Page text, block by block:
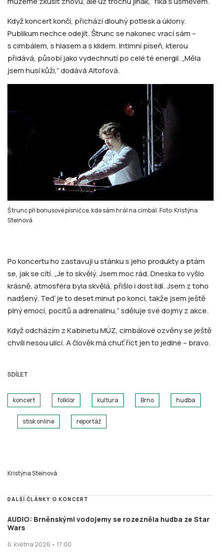
Když koncert končí, přichází dlouhý potlesk a úklony.
Publikum nechce odejít. Štrunc se nakonec vrací sám –
s cimbálem, s hlasem a s klidem. Intimní píseň, kterou
přidává, působí jako vydechnutí po celé té energii. „Měla
jsem husí kůži,” dodává Altofová.
Štrunc při bonusové písničce, kde sám hrál na cimbál. Foto: Kristýna
Steinová
Po koncertu ho zastavuji u stánku s jeho produkty a ptám
se, jak se cítí. „Je to skvělý. Jsem moc rád. Dneska to vyšlo
krásně, atmosféra byla skvělá, přišlo i dost lidí. Jsem z toho
nadšený. Teď je to deset minut po konci, takže jsem ještě
plný emocí, pocitů a adrenalinu,“ sděluje své dojmy z akce.
Když odcházím z Kabinetu MÚZ, cimbálové ozvěny se ještě
chvíli nesou ulicí. A člověk má chuť říct jen to jediné – bravo.
SDÍLET
koncert folklor kultura Brno hudba
stisk online reportáž
Kristýna Steinová
DALŠÍ ČLÁNKY O KONCERT
AUDIO: Brněnskými vodojemy se rozezněla hudba ze Star
Wars
6. května 2026 • 17:00